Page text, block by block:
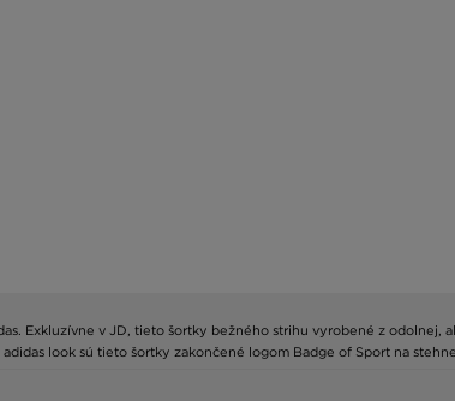
Exkluzívne v JD, tieto šortky bežného strihu vyrobené z odolnej,
look sú tieto šortky zakončené logom Badge of Sport na